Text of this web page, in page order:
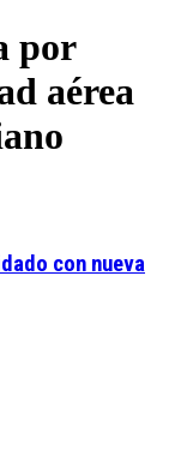
por
aérea
con nueva